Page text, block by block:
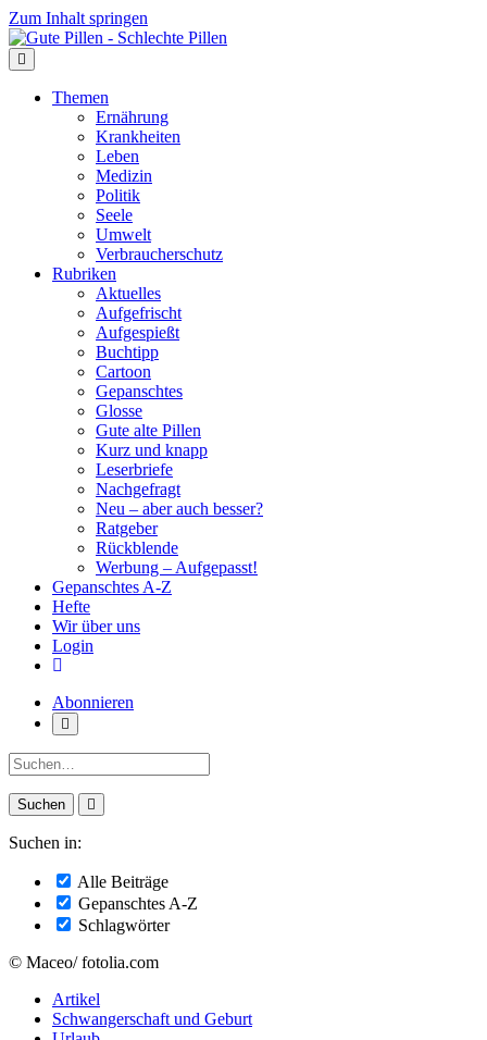
Zum Inhalt springen
Themen
Ernährung
Krankheiten
Leben
Medizin
Politik
Seele
Umwelt
Verbraucherschutz
Rubriken
Aktuelles
Aufgefrischt
Aufgespießt
Buchtipp
Cartoon
Gepanschtes
Glosse
Gute alte Pillen
Kurz und knapp
Leserbriefe
Nachgefragt
Neu – aber auch besser?
Ratgeber
Rückblende
Werbung – Aufgepasst!
Gepanschtes A-Z
Hefte
Wir über uns
Login
Abonnieren
Suche:
Suchen in:
Alle Beiträge
Gepanschtes A-Z
Schlagwörter
© Maceo/ fotolia.com
Artikel
Schwangerschaft und Geburt